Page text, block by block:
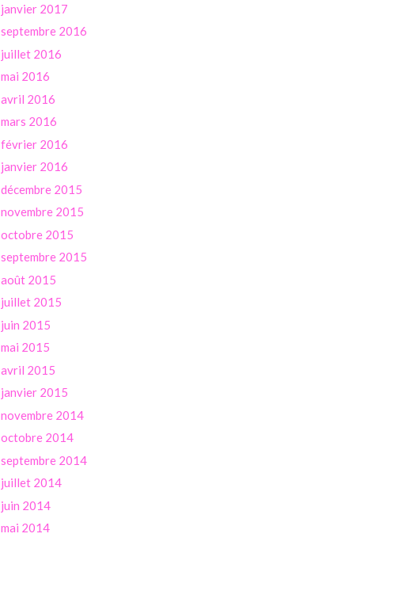
janvier 2017
septembre 2016
juillet 2016
mai 2016
avril 2016
mars 2016
février 2016
janvier 2016
décembre 2015
novembre 2015
octobre 2015
septembre 2015
août 2015
juillet 2015
juin 2015
mai 2015
avril 2015
janvier 2015
novembre 2014
octobre 2014
septembre 2014
juillet 2014
juin 2014
mai 2014